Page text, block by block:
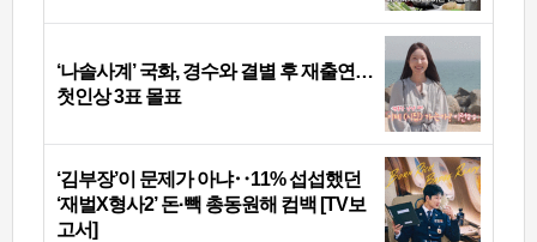
‘나솔사계’ 국화, 경수와 결별 후 재출연…
첫인상 3표 몰표
‘김부장’이 문제가 아냐‥11% 섭섭했던
‘재벌X형사2’ 돈·빽 총동원해 컴백 [TV보
고서]